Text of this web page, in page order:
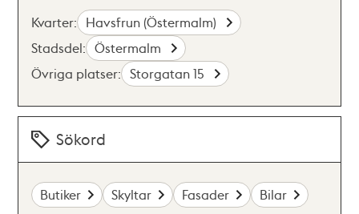
Kvarter: Havsfrun (Östermalm)
Stadsdel: Östermalm
Övriga platser: Storgatan 15
Sökord
Butiker Skyltar Fasader Bilar